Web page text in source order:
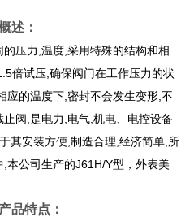
述：
的压力,温度,采用特殊的结构和相
倍试压,确保阀门在工作压力的状
应的温度下,密封不会发生变形,不
阀,是电力,电气,机电、电控设备
其安装方便,制造合理,经济简单,所
本公司生产的J61H/Y型，外表美
产品特点：